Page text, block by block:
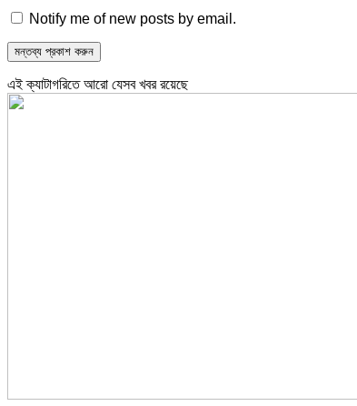
Notify me of new posts by email.
এই ক্যাটাগরিতে আরো যেসব খবর রয়েছে